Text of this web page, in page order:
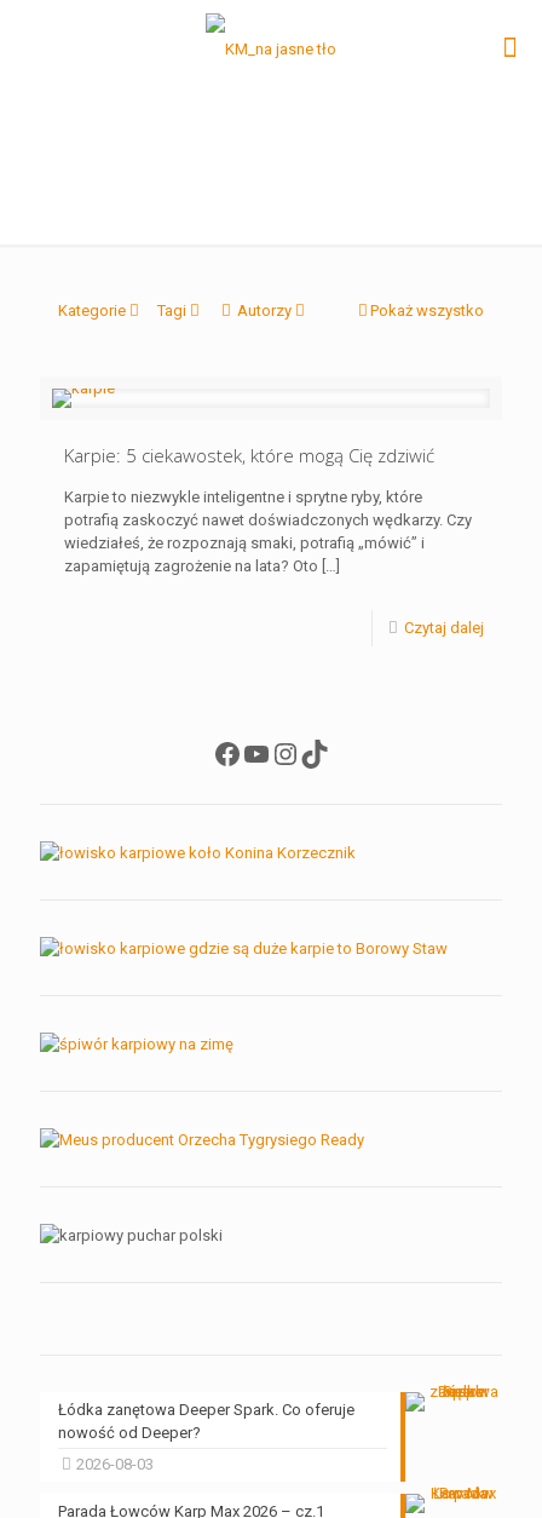
Kategorie Tagi Autorzy Pokaż wszystko
Karpie: 5 ciekawostek, które mogą Cię zdziwić
Karpie to niezwykle inteligentne i sprytne ryby, które
potrafią zaskoczyć nawet doświadczonych wędkarzy. Czy
wiedziałeś, że rozpoznają smaki, potrafią „mówić” i
zapamiętują zagrożenie na lata? Oto […]
Czytaj dalej
Facebook
YouTube
Instagram
TikTok
Łódka zanętowa Deeper Spark. Co oferuje
nowość od Deeper?
2026-08-03
Parada Łowców Karp Max 2026 – cz.1